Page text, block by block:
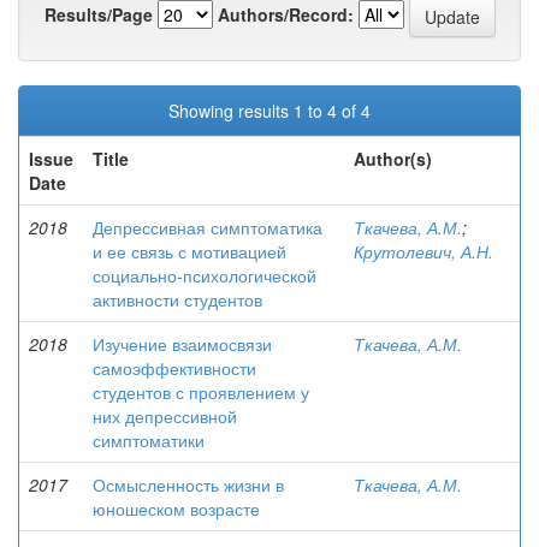
Results/Page
Authors/Record:
Showing results 1 to 4 of 4
Issue
Date
Title Author(s)
2018
Депрессивная симптоматика
и ее связь с мотивацией
социально-психологической
активности студентов
Ткачева, А.М.;
Крутолевич, А.Н.
2018
Изучение взаимосвязи
самоэффективности
студентов с проявлением у
них депрессивной
симптоматики
Ткачева, А.М.
2017
Осмысленность жизни в
юношеском возрасте
Ткачева, А.М.